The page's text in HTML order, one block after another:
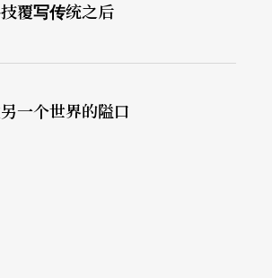
女身边。少女多次被穿上衣饰，
脱掉。与其说她在梦游倒不如说
寻找自我的归属来得贴切，终了却
作品中呈现的是对环境的无奈、
属沈重，却时有一些小趣味来冲
覆写传统之后
一个世界的隘口